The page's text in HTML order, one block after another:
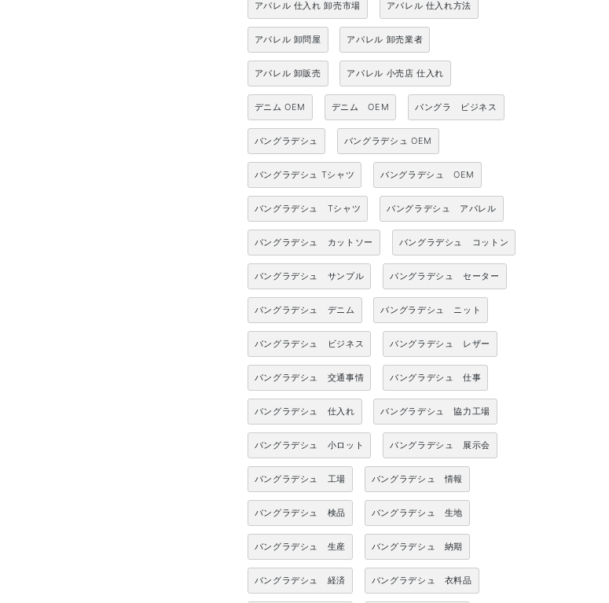
アパレル 仕入れ 卸売市場 アパレル 仕入れ方法
アパレル 卸問屋 アパレル 卸売業者
アパレル 卸販売 アパレル 小売店 仕入れ
デニム OEM デニム OEM バングラ ビジネス
バングラデシュ バングラデシュ OEM
バングラデシュ Tシャツ バングラデシュ OEM
バングラデシュ Tシャツ バングラデシュ アパレル
バングラデシュ カットソー バングラデシュ コットン
バングラデシュ サンプル バングラデシュ セーター
バングラデシュ デニム バングラデシュ ニット
バングラデシュ ビジネス バングラデシュ レザー
バングラデシュ 交通事情 バングラデシュ 仕事
バングラデシュ 仕入れ バングラデシュ 協力工場
バングラデシュ 小ロット バングラデシュ 展示会
バングラデシュ 工場 バングラデシュ 情報
バングラデシュ 検品 バングラデシュ 生地
バングラデシュ 生産 バングラデシュ 納期
バングラデシュ 経済 バングラデシュ 衣料品